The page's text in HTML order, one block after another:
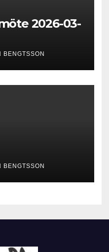
2026-03-
BENGTSSON
BENGTSSON